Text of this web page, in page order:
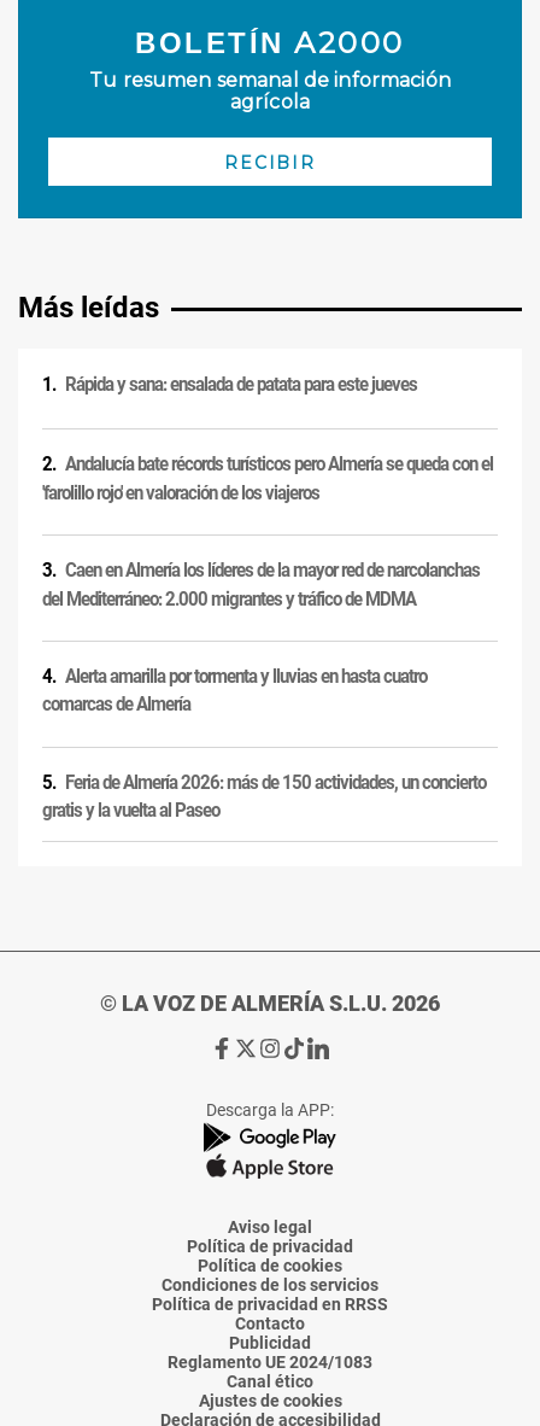
Más leídas
Rápida y sana: ensalada de patata para este jueves
Andalucía bate récords turísticos pero Almería se queda con el
'farolillo rojo' en valoración de los viajeros
Caen en Almería los líderes de la mayor red de narcolanchas
del Mediterráneo: 2.000 migrantes y tráfico de MDMA
Alerta amarilla por tormenta y lluvias en hasta cuatro
comarcas de Almería
Feria de Almería 2026: más de 150 actividades, un concierto
gratis y la vuelta al Paseo
© LA VOZ DE ALMERÍA S.L.U. 2026
Ir
de
La
Voz
Almería
Ir
de
La
Voz
Almería
Ir
de
La
Voz
Almería
Ir
de
La
Voz
Almería
Ir
de
La
Voz
Descarga la APP:
Aviso legal
Política de privacidad
Política de cookies
Condiciones de los servicios
Política de privacidad en RRSS
Contacto
Publicidad
Reglamento UE 2024/1083
Canal ético
Ajustes de cookies
Declaración de accesibilidad